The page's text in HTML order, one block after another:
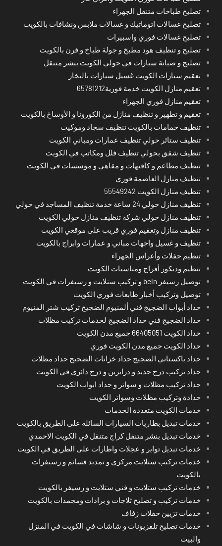
تصليح طباخات متنقل الجهراء
تصليح غسالات اتوماتيك و غسالات ملابس ونشافات بالكويت
تصليح غسالات فوري واسبيرات
تصليح و تنظيف هود مطبخ و جولة طباخ و فرن بالكويت
تصليح و صيانة سيارات في حولي الكويت بنشر متنقل
تعقيم سيارات الكويت غسيل سيارات بالبخار
تعقيم منازل الكويت خدمة فورية65781212
تعقيم منازل فوري الجهراء
تعقيم و تطهير و تنظيف منازل من الكورونا و الأوساخ بالكويت
تنظيف حمامات بالكويت تنظيف سجاد وموكيت
تنظيف ستائر حولي تنظيف عمارات ومباني الكويت
تنظيف شقق بحولي تنظيف فلل ومكاتب في الكويت
تنظيف مطاعم و كافيهات و مقاهي و مؤسسات في الكويت
تنظيف منازل العاصمة فوري
تنظيف منازل الكويت 55549242
تنظيف منازل حولي 24 ساعة خدمة تنظيف المساجد في حولي
تنظيف منازل حولي شركة تنظيف منازل حولي الكويت
تنظيف منازل وتعقيم فوري قريب على موقعي الكويت
تنظيف و غسيل واجهات مباني و عمارات وابراج بالكويت
تنظيم حفلات وأعراس الجهراء
تنظيم وديكور أفراح ومناسبات الكويت
توصيل رسيفر bein و تركيب ستلايت و رسيفرات في الكويت
توصيل وتركيب أخبار طابعات فوري الكويت
حداد أبواب الضجيج فني ألمنيوم الضجيج تركيب شتر المنيوم
حداد الضجيج فني حداد الضجيج لخدمات تركيب مظلات
حداد الكويت 66405051 جميع مدن الكويت
حداد الكويت جميع مدن الكويت فوري
حداد باكستاني الضجيج حداد خزانات الضجيج حداد مظلات
حداد تركيب درج حديد و درابزين و درج دائري في الكويت
حداد تركيب مظلات و سواتر و حداد ابواب الكويت
حدادة وتركيب مظلات وسواتر الكويت
خدمات الكويت متعددة الخدمات
خدمات تبديل بطاريات السيارات السائلة على الطريق بالكويت
خدمات تبديل بنشر متنقل كراج متنقل في الكويت الاحمدي
خدمات تبديل تواير و عجلات واطارات على الطريق في الكويت
خدمات تركيب ستلايت مركزي و تمديد قسائم و رسيفرات
بالكويت
خدمات تركيب ستلايت و فني ستلايت و رسيفر بالكويت
خدمات تركيب و تصليح ثلاجات و برادات ومجمدات بالكويت
خدمات تزيين حفلات زفاف
خدمات تصليح تلفزيونات و شاشات في الكويت في المنزل
والبيت